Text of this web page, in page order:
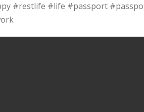
#restlife #life #passport